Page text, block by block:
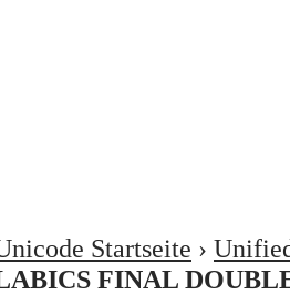
Startseite ›
FINAL